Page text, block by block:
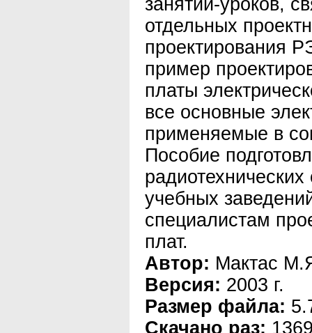
занятий-уроков,
отдельных
проектирования
пример
платы
все основные
применяемые в
Пособие
учебных
специалистам
плат.
Автор: Мактас
Версия: 2003 г.
Размер файла:
Скачано раз: